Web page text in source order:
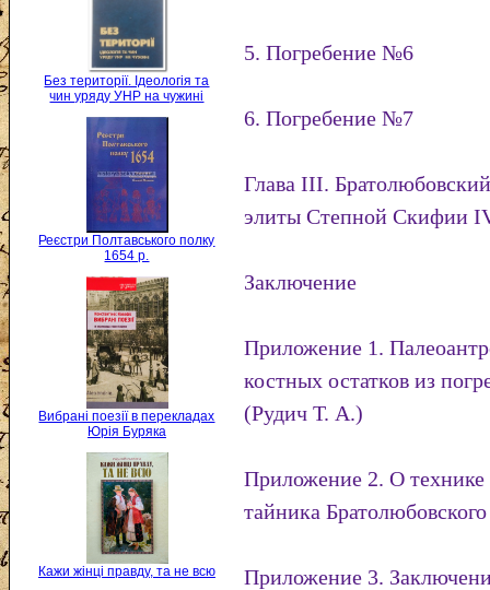
Без території. Ідеологія та
чин уряду УНР на чужині
Реєстри Полтавського полку
1654 р.
Вибрані поезії в перекладах
Юрія Буряка
Кажи жінці правду, та не всю
5. Погребение №6
6. Погребение №7
Глава III.
элиты Степной Скифии
Заключение
Приложение 1.
костных остатков из
(Рудич Т. А.)
Приложение 2. О технике
тайника
Приложение 3.